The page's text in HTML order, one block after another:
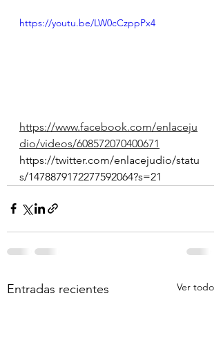
https://youtu.be/LW0cCzppPx4
https://www.facebook.com/enlaceju
dio/videos/608572070400671
https://twitter.com/enlacejudio/statu
s/1478879172277592064?s=21
Entradas recientes Ver todo